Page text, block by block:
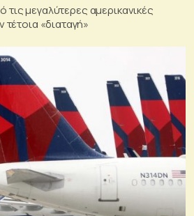
τις μεγαλύτερες αμερικανικές
τέτοια «διαταγή»